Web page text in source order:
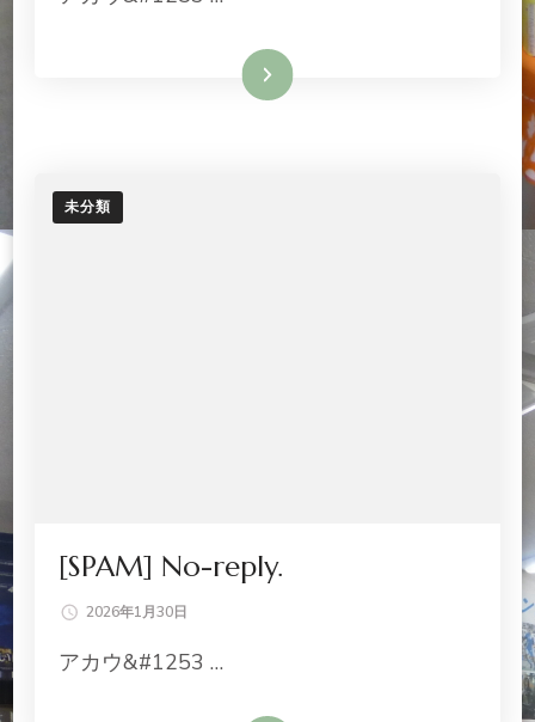
続きを読む
未分類
[SPAM] No-reply.
2026年1月30日
アカウ&#1253 …